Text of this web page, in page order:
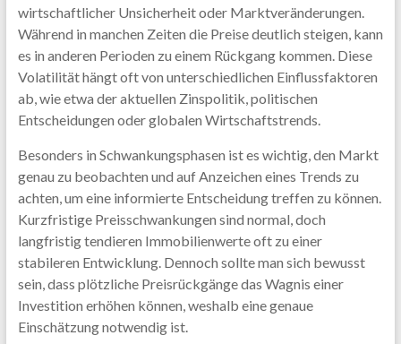
wirtschaftlicher Unsicherheit oder Marktveränderungen.
Während in manchen Zeiten die Preise deutlich steigen, kann
es in anderen Perioden zu einem Rückgang kommen. Diese
Volatilität hängt oft von unterschiedlichen Einflussfaktoren
ab, wie etwa der aktuellen Zinspolitik, politischen
Entscheidungen oder globalen Wirtschaftstrends.
Besonders in Schwankungsphasen ist es wichtig, den Markt
genau zu beobachten und auf Anzeichen eines Trends zu
achten, um eine informierte Entscheidung treffen zu können.
Kurzfristige Preisschwankungen sind normal, doch
langfristig tendieren Immobilienwerte oft zu einer
stabileren Entwicklung. Dennoch sollte man sich bewusst
sein, dass plötzliche Preisrückgänge das Wagnis einer
Investition erhöhen können, weshalb eine genaue
Einschätzung notwendig ist.